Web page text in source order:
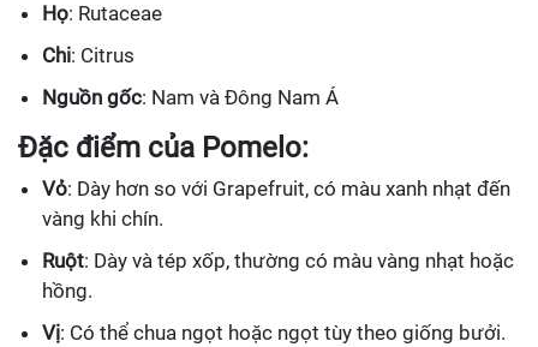
Họ: Rutaceae
Chi: Citrus
Nguồn gốc: Nam và Đông Nam Á
Đặc điểm của Pomelo:
Vỏ: Dày hơn so với Grapefruit, có màu xanh nhạt đến
vàng khi chín.
Ruột: Dày và tép xốp, thường có màu vàng nhạt hoặc
hồng.
Vị: Có thể chua ngọt hoặc ngọt tùy theo giống bưởi.